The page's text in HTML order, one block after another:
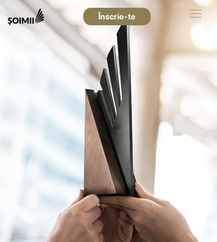
Înscrie-te